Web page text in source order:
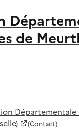
de
Départementale
(Contact)